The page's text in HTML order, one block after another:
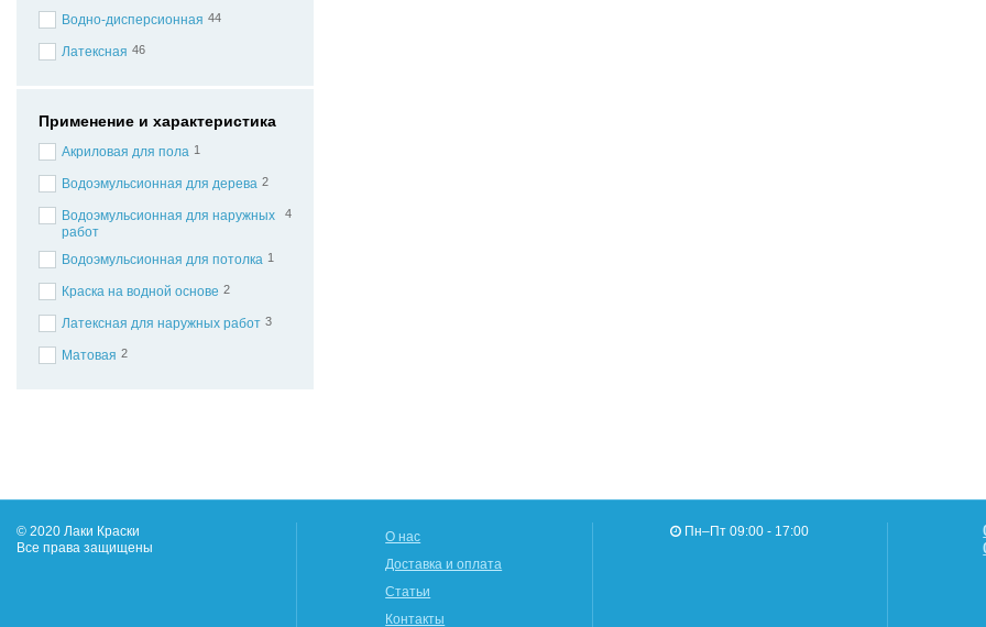
Водно-дисперсионная 44
Латексная 46
Применение и характеристика
Акриловая для пола 1
Водоэмульсионная для дерева 2
Водоэмульсионная для наружных
работ
4
Водоэмульсионная для потолка 1
Краска на водной основе 2
Латексная для наружных работ 3
Матовая 2
© 2020 Лаки Краски
Все права защищены
О нас
Доставка и оплата
Статьи
Контакты
Пн–Пт 09:00 - 17:00